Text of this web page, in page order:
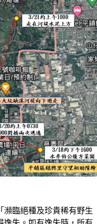
瀕臨絕種及珍貴稀有野生